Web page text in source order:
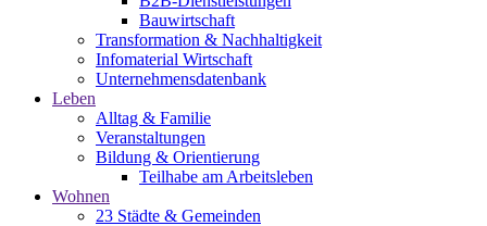
Bauwirtschaft
Transformation & Nachhaltigkeit
Infomaterial Wirtschaft
Unternehmensdatenbank
Leben
Alltag & Familie
Veranstaltungen
Bildung & Orientierung
Teilhabe am Arbeitsleben
Wohnen
23 Städte & Gemeinden